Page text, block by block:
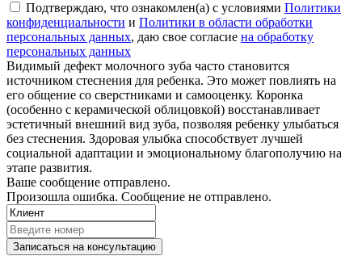
Подтверждаю, что ознакомлен(а) с условиями Политики
конфиденциальности и Политики в области обработки
персональных данных, даю свое согласие на обработку
персональных данных
Видимый дефект молочного зуба часто становится
источником стеснения для ребенка. Это может повлиять на
его общение со сверстниками и самооценку. Коронка
(особенно с керамической облицовкой) восстанавливает
эстетичный внешний вид зуба, позволяя ребенку улыбаться
без стеснения. Здоровая улыбка способствует лучшей
социальной адаптации и эмоциональному благополучию на
этапе развития.
Ваше сообщение отправлено.
Произошла ошибка. Сообщение не отправлено.
Записаться на консультацию